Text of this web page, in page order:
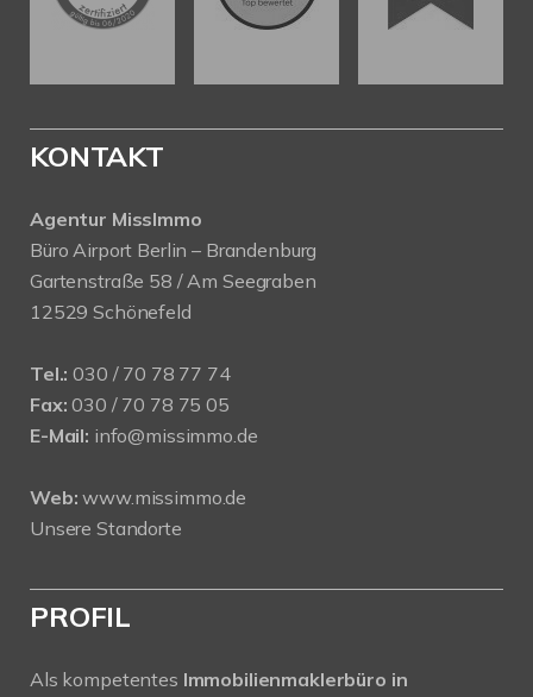
KONTAKT
Agentur MissImmo
Büro Airport Berlin – Brandenburg
Gartenstraße 58 / Am Seegraben
12529 Schönefeld
Tel.: 030 / 70 78 77 74
Fax: 030 / 70 78 75 05
E-Mail: info@missimmo.de
Web: www.missimmo.de
Unsere Standorte
PROFIL
Als kompetentes Immobilienmaklerbüro in